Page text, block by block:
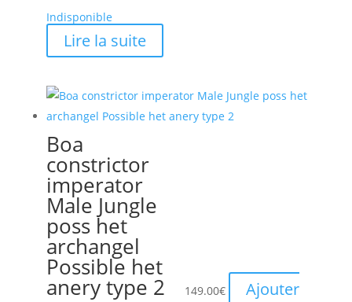
Indisponible
Lire la suite
Boa
constrictor
imperator
Male Jungle
poss het
archangel
Possible het
anery type 2 149.00€
Ajouter